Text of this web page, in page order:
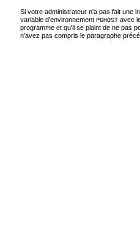
Si votre administrateur n'a pas fait une
variable d'environnement PGHOST avec
programme et qu'il se plaint de ne pas
n'avez pas compris le paragraphe